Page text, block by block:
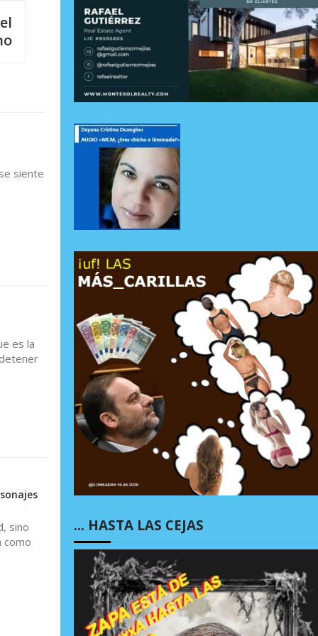
siente
es la
sino
como
… HASTA LAS CEJAS